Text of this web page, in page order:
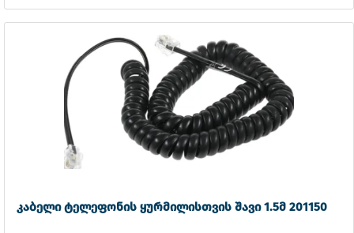
კაბელი ტელეფონის ყურმილისთვის შავი 1.5მ 201150